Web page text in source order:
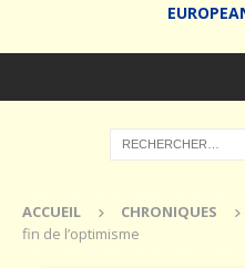
ACCUEIL CHRONIQUES
fin de l’optimisme